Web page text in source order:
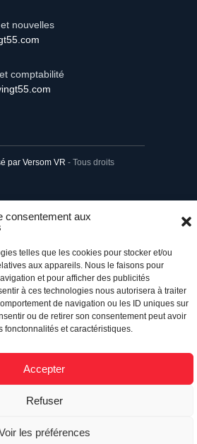
consentement aux
telles que les cookies pour stocker et/ou
aux appareils. Nous le faisons pour
et pour afficher des publicités
à ces technologies nous autorisera à traiter
de navigation ou les ID uniques sur
ou de retirer son consentement peut avoir
fonctonnalités et caractéristiques.
Accepter
Refuser
les préférences
Retour à l’accueil